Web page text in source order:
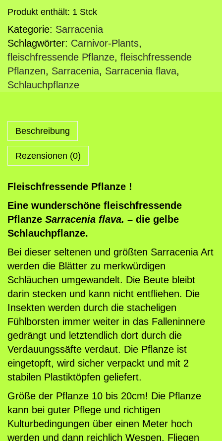
i
s
c
h
f
s
s
e
d
a
n
z
e
n
,
S
a
r
r
a
c
e
n
Produkt enthält: 1 Stck
Kategorie: Sarracenia
Schlagwörter: Carnivor-Plants,
fleischfressende Pflanze, fleischfressende
Pflanzen, Sarracenia, Sarracenia flava,
Schlauchpflanze
Beschreibung
Rezensionen (0)
Fleischfressende Pflanze !
Eine wunderschöne fleischfressende
Pflanze Sarracenia flava. – die gelbe
Schlauchpflanze.
Bei dieser seltenen und größten Sarracenia Art
werden die Blätter zu merkwürdigen
Schläuchen umgewandelt. Die Beute bleibt
darin stecken und kann nicht entfliehen. Die
Insekten werden durch die stacheligen
Fühlborsten immer weiter in das Falleninnere
gedrängt und letztendlich dort durch die
Verdauungssäfte verdaut. Die Pflanze ist
eingetopft, wird sicher verpackt und mit 2
stabilen Plastiktöpfen geliefert.
Größe der Pflanze 10 bis 20cm! Die Pflanze
kann bei guter Pflege und richtigen
Kulturbedingungen über einen Meter hoch
werden und dann reichlich Wespen, Fliegen